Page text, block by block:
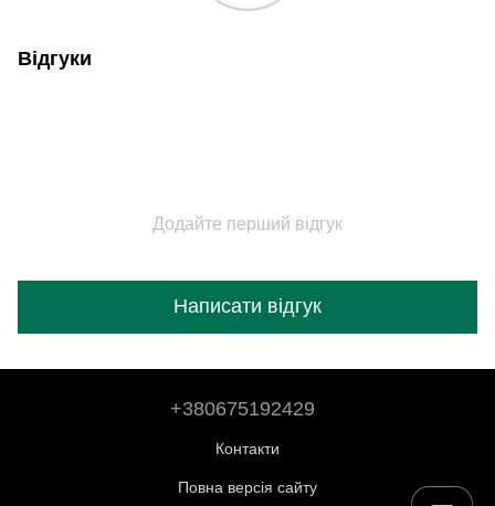
Відгуки
Додайте перший відгук
Написати відгук
+380675192429
Контакти
Повна версія сайту